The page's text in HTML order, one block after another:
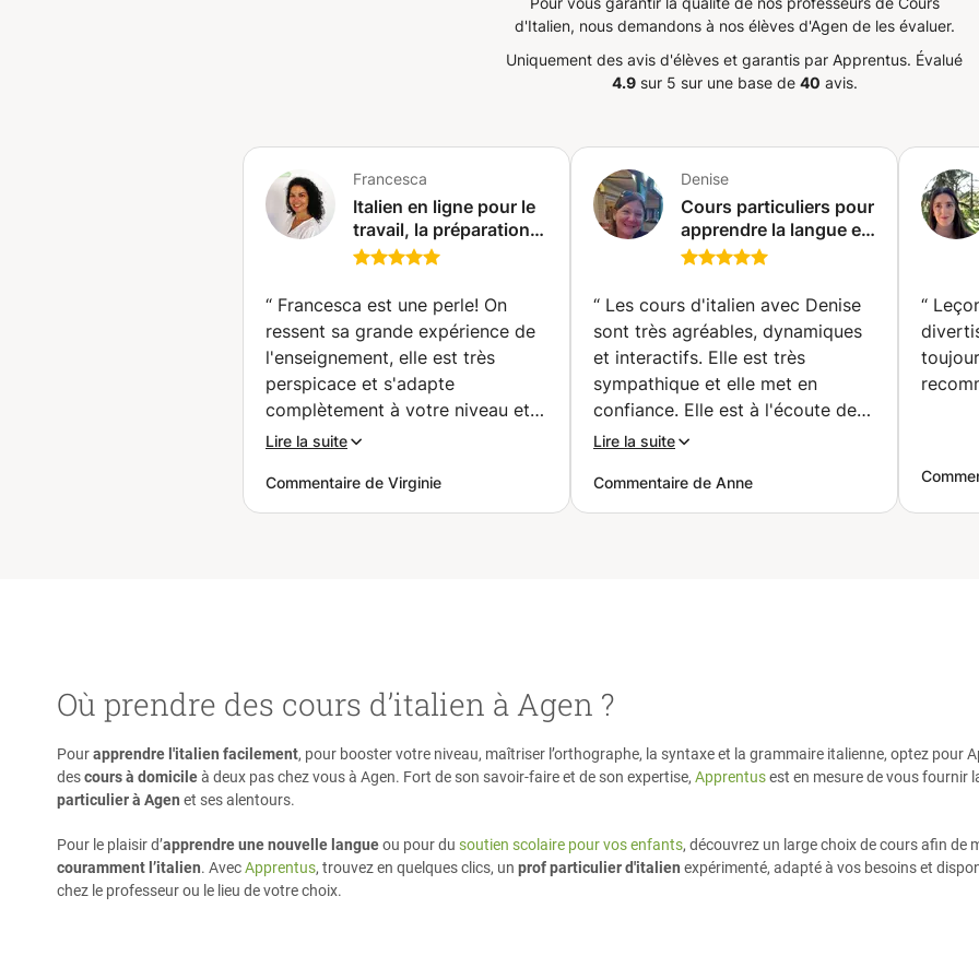
d'Italien, nous demandons à nos élèves d'Agen de les évaluer.
Uniquement des avis d'élèves et garantis par Apprentus. Évalué
4.9sur 5 sur une base de 40 avis.
Francesca
Italien en ligne pour le
travail, la préparation
aux examens lycée,
pour entreprises et
particuliers avec
facture (Genève)
“ Francesca est une perle! On
ressent sa grande expérience de
l'enseignement, elle est très
perspicace et s'adapte
complètement à votre niveau et à
vos objectifs en vous proposant
permettent d'atteindre vos
objectifs. Elle est dynamique et
Lire la suite
Commentaire de Virginie
Denise
Cours particuliers pour
apprendre la langue et
la culture italienne
“ Les cours d'italien avec Denise
sont très agréables, dynamiques
et interactifs. Elle est très
sympathique et elle met en
confiance. Elle est à l'écoute de
mes attentes et de mes
approfondissement, j'avance
dans mon apprentissage de la
Lire la suite
Commentaire de Anne
“
Où prendre des cours d’italien à Agen ?
Pourapprendre l'italien facilement, pour booster votre niveau, maîtriser l’orthographe, la syntaxe et la grammaire italienne, optez pour
descours à domicileà deux pas chez vous à Agen. Fort de son savoir-faire et de son expertise, Apprentusest en mesure de vous fournir
particulier à Agen et ses alentours.
Pour le plaisir d’apprendre une nouvelle langueou pour du soutien scolaire pour vos enfants, découvrez un large choix de cours afin
couramment l’italien. AvecApprentus, trouvez en quelques clics, un prof particulier d'italien expérimenté, adapté à vos besoins et
chez le professeur ou le lieu de votre choix.